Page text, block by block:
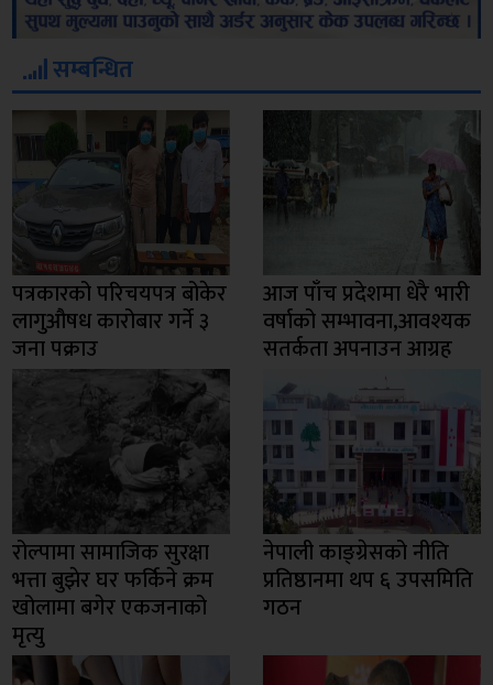
सम्बन्धित
पत्रकारको परिचयपत्र बोकेर
लागुऔषध कारोबार गर्ने ३
जना पक्राउ
आज पाँच प्रदेशमा धेरै भारी
वर्षाको सम्भावना,आवश्यक
सतर्कता अपनाउन आग्रह
रोल्पामा सामाजिक सुरक्षा
भत्ता बुझेर घर फर्किने क्रम
खोलामा बगेर एकजनाको
मृत्यु
नेपाली काङ्ग्रेसको नीति
प्रतिष्ठानमा थप ६ उपसमिति
गठन